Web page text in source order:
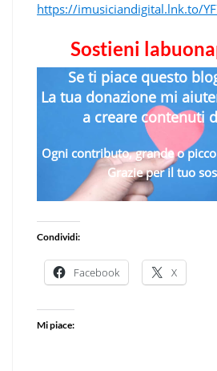
https://imusiciandigital.lnk.to/
Sostieni
Se ti piace questo
La tua donazione mi
a creare contenuti
Ogni contributo, grande o
Grazie per il tuo
Condividi:
Facebook X
Mi piace: